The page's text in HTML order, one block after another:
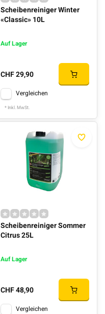
Scheibenreiniger Winter
«Classic» 10L
Auf Lager
CHF 29,90
Vergleichen
* Inkl. MwSt.
Scheibenreiniger Sommer
Citrus 25L
Auf Lager
CHF 48,90
Vergleichen